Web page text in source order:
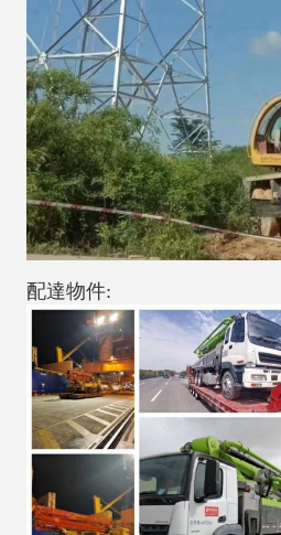
配達物件: